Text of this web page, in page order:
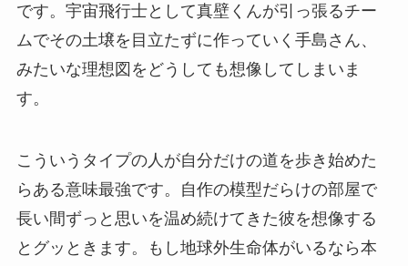
です。宇宙飛行士として真壁くんが引っ張るチー
ムでその土壌を目立たずに作っていく手島さん、
みたいな理想図をどうしても想像してしまいま
す。
こういうタイプの人が自分だけの道を歩き始めた
らある意味最強です。自作の模型だらけの部屋で
長い間ずっと思いを温め続けてきた彼を想像する
とグッときます。もし地球外生命体がいるなら本